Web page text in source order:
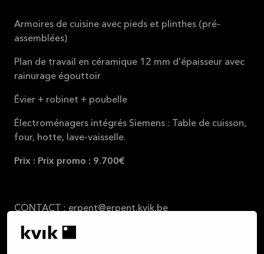
Armoires de cuisine avec pieds et plinthes (pré-
assemblées)
Plan de travail en céramique 12 mm d'épaisseur avec
rainurage égouttoir
Évier + robinet + poubelle
Électroménagers intégrés Siemens : Table de cuisson,
four, hotte, lave-vaisselle.
Prix : Prix promo : 9.700€
CONTACT : erpent@erpent.kvik.be
Kvik Namur – Erpent